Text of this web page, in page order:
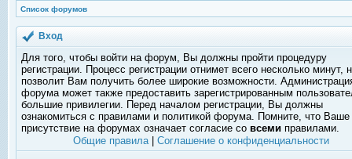
Список форумов
Вход
Для того, чтобы войти на форум, Вы должны пройти процедуру
регистрации. Процесс регистрации отнимет всего несколько минут,
позволит Вам получить более широкие возможности.
форума может также предоставить зарегистрированным
большие привилегии. Перед началом регистрации, Вы должны
ознакомиться с правилами и политикой форума. Помните, что Ваше
присутствие на форумах означает согласие со всеми правилами.
Общие правила| Соглашение о конфиденциальности